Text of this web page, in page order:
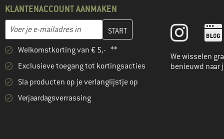
KLANTENACCOUNT AANMAKEN
E-mailadres
Vul je e-mailadres hier in en maak in de volgende stap je
Welkomstkorting van € 5,- **
Exclusieve toegang tot kortingsacties
Sla producten op je verlanglijstje op
Verjaardagsverrassing
We wisselen
benieuwd naar